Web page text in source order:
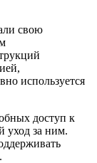
свою
используется
доступ к
уход за ним.